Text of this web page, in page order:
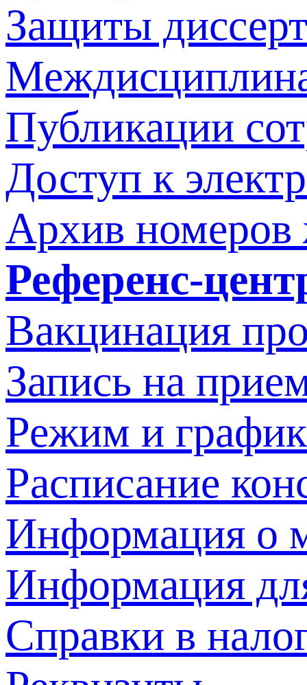
Защиты
Публикации
Доступ к
Архив номеров
Референс-
Вакцинация
Запись на
Режим и
Расписание
Информация о
Информация
Справки в